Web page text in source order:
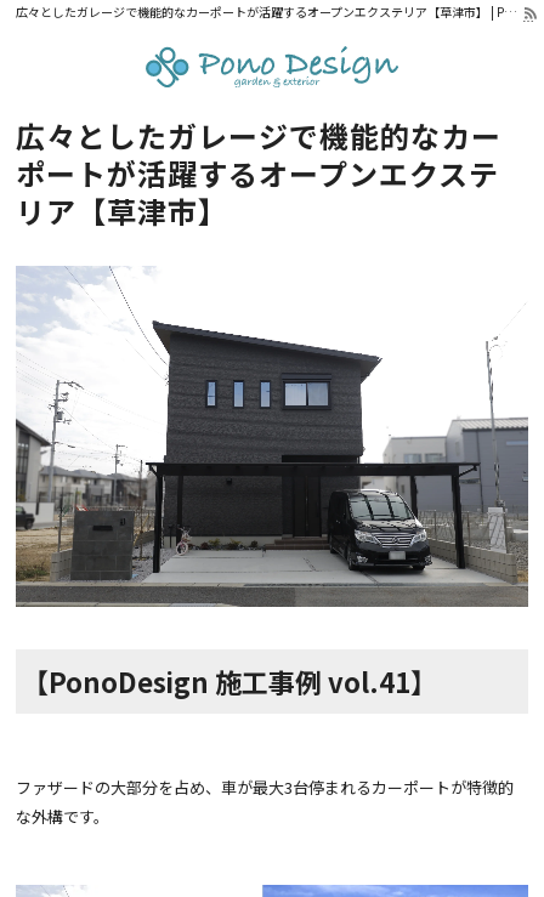
広々としたガレージで機能的なカーポートが活躍するオープンエクステリア【草津市】 | Pono Design｜滋賀県・京都府の外構設計・施工
広々としたガレージで機能的なカー
ポートが活躍するオープンエクステ
リア【草津市】
【PonoDesign 施工事例 vol.41】
ファザードの大部分を占め、車が最大3台停まれるカーポートが特徴的
な外構です。